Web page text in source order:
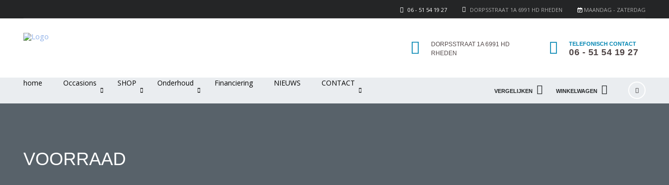
MAANDAG - ZATERDAG
DORPSSTRAAT 1A 6991 HD RHEDEN
06 - 51 54 19 27
TELEFONISCH CONTACT
06 - 51 54 19 27
DORPSSTRAAT 1A 6991 HD
RHEDEN
VERGELIJKEN WINKELWAGEN
home Occasions SHOP Onderhoud Financiering NIEUWS CONTACT
VOORRAAD